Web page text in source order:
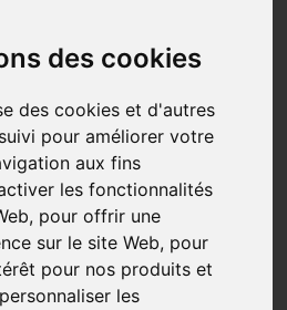
des cookies
des cookies et d'autres
pour améliorer votre
aux fins
les fonctionnalités
, pour offrir une
sur le site Web, pour
pour nos produits et
les